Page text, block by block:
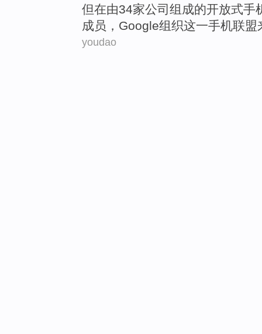
但在由34家公司组成的开放式手
成员 ， Google组织这一手机联盟
youdao